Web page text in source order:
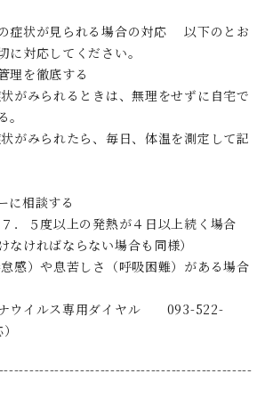
症状が見られる場合の対応 以下のとお
に対応してください。
管理を徹底する
がみられるときは、無理をせずに自宅で
る。
がみられたら、毎日、体温を測定して記
ーに相談する
．５度以上の発熱が４日以上続く場合
なければならない場合も同様）
感）や息苦しさ（呼吸困難）がある場合
ナウイルス専用ダイヤル 093-522-